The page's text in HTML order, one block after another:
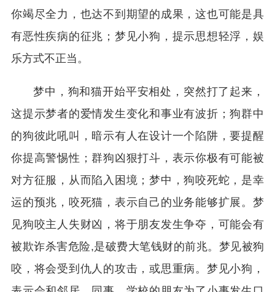
你竭尽全力，也达不到期望的成果，这也可能是具
有恶性疾病的征兆；梦见小狗，提示思想轻浮，娱
乐方式不正当。
梦中，狗和猫开始平安相处，突然打了起来，
这提示梦者的爱情发生变化和事业有波折；狗群中
的狗彼此吼叫，暗示有人在设计一个陷阱，要提醒
你提高警惕性；群狗凶狠打斗，表示你极有可能被
对方征服，从而陷入困境；梦中，狗咬死蛇，是幸
运的预兆，咬死猫，表示自己的业务能够扩展。梦
见狗咬主人失财凶，将于朋友发生争夺，可能会有
被欺诈杀害危险,是破费大笔钱财的前兆。梦见被狗
咬，将会受到仇人的攻击，或思重病。梦见小狗，